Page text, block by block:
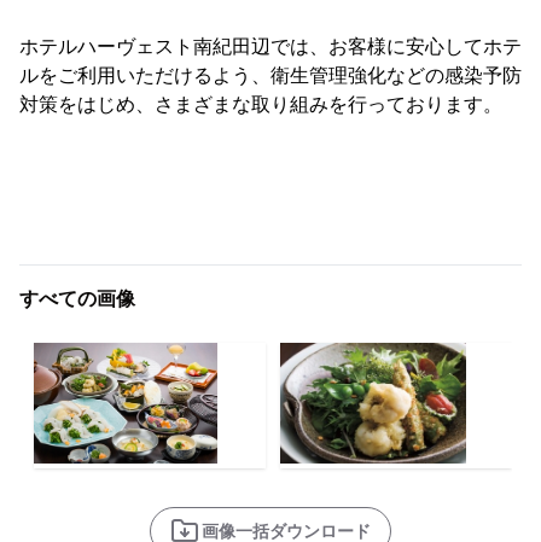
ホテルハーヴェスト南紀田辺では、お客様に安心してホテ
ルをご利用いただけるよう、衛生管理強化などの感染予防
対策をはじめ、さまざまな取り組みを行っております。
すべての画像
画像一括ダウンロード